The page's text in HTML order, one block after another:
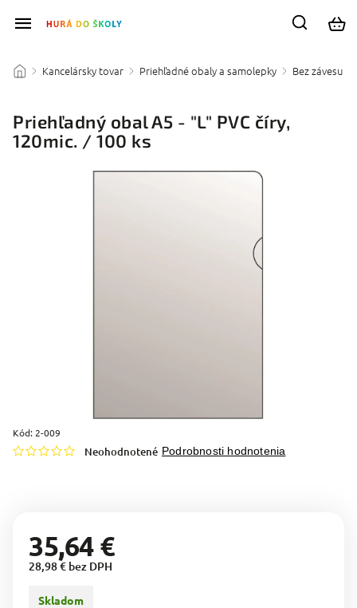
/ Kancelársky tovar / Priehľadné obaly a samolepky / Bez závesu
Priehľadný obal A5 - "L" PVC číry,
120mic. / 100 ks
Kód: 2-009
Neohodnotené Podrobnosti hodnotenia
35,64 €
28,98 € bez DPH
Skladom